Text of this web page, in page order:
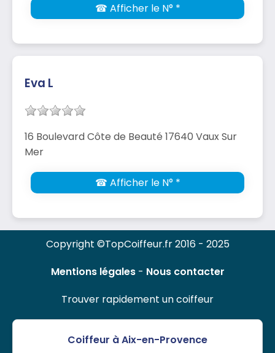
☎ Afficher le N° *
Eva L
16 Boulevard Côte de Beauté 17640 Vaux Sur
Mer
☎ Afficher le N° *
Copyright ©TopCoiffeur.fr 2016 - 2025
Mentions légales- Nous contacter
Trouver rapidement un coiffeur
Coiffeur à Aix-en-Provence